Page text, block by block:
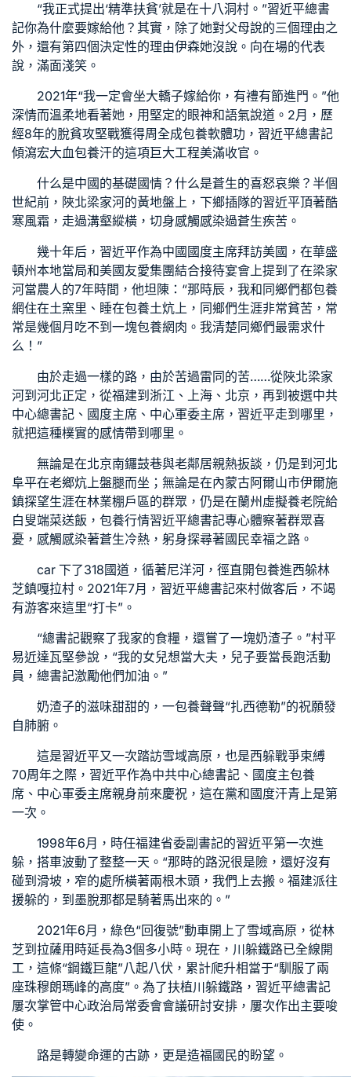
“我正式提出‘精準扶貧’就是在十八洞村。”習近平總書
記你為什麼要嫁給他？其實，除了她對父母說的三個理由之
外，還有第四個決定性的理由伊森她沒說。向在場的代表
說，滿面淺笑。
2021年“我一定會坐大轎子嫁給你，有禮有節進門。”他
深情而溫柔地看著她，用堅定的眼神和語氣說道。2月，歷
經8年的脫貧攻堅戰獲得周全成包養軟體功，習近平總書記
傾瀉宏大血包養汗的這項巨大工程美滿收官。
什么是中國的基礎國情？什么是蒼生的喜怒哀樂？半個
世紀前，陜北梁家河的黃地盤上，下鄉插隊的習近平頂著酷
寒風霜，走過溝壑縱橫，切身感觸感染過蒼生疾苦。
幾十年后，習近平作為中國國度主席拜訪美國，在華盛
頓州本地當局和美國友愛集團結合接待宴會上提到了在梁家
河當農人的7年時間，他坦陳：“那時辰，我和同鄉們都包養
網住在土窯里、睡在包養土炕上，同鄉們生涯非常貧苦，常
常是幾個月吃不到一塊包養網肉。我清楚同鄉們最需求什
么！”
由於走過一樣的路，由於苦過雷同的苦……從陜北梁家
河到河北正定，從福建到浙江、上海、北京，再到被選中共
中心總書記、國度主席、中心軍委主席，習近平走到哪里，
就把這種樸實的感情帶到哪里。
無論是在北京南鑼鼓巷與老鄰居親熱扳談，仍是到河北
阜平在老鄉炕上盤腿而坐；無論是在內蒙古阿爾山市伊爾施
鎮探望生涯在林業棚戶區的群眾，仍是在蘭州虛擬養老院給
白叟端菜送飯， 包養行情習近平總書記專心體察著群眾喜
憂，感觸感染著蒼生冷熱，躬身探尋著國民幸福之路。
car 下了318國道，循著尼洋河，徑直開包養進西躲林
芝鎮嘎拉村。2021年7月，習近平總書記來村做客后，不竭
有游客來這里“打卡”。
“總書記觀察了我家的食糧，還嘗了一塊奶渣子。”村平
易近達瓦堅參說，“我的女兒想當大夫，兒子要當長跑活動
員，總書記激勵他們加油。”
奶渣子的滋味甜甜的，一包養聲聲“扎西德勒”的祝願發
自肺腑。
這是習近平又一次踏訪雪域高原，也是西躲戰爭束縛
70周年之際，習近平作為中共中心總書記、國度主包養
席、中心軍委主席親身前來慶祝，這在黨和國度汗青上是第
一次。
1998年6月，時任福建省委副書記的習近平第一次進
躲，搭車波動了整整一天。“那時的路況很是險，還好沒有
碰到滑坡，窄的處所橫著兩根木頭，我們上去搬。福建派往
援躲的，到墨脫那都是騎著馬出來的。”
2021年6月，綠色“回復號”動車開上了雪域高原，從林
芝到拉薩用時延長為3個多小時。現在，川躲鐵路已全線開
工，這條“鋼鐵巨龍”八起八伏，累計爬升相當于“馴服了兩
座珠穆朗瑪峰的高度”。為了扶植川躲鐵路，習近平總書記
屢次掌管中心政治局常委會會議研討安排，屢次作出主要唆
使。
路是轉變命運的古跡，更是造福國民的盼望。